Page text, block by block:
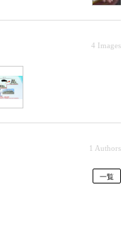
4 Images
1 Authors
一覧